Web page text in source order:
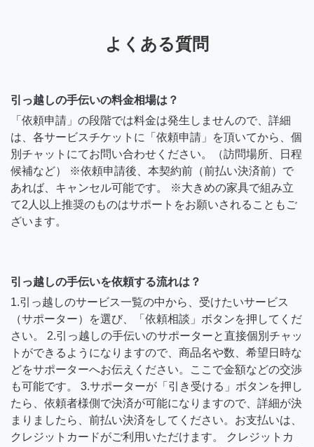
よくある質問
引っ越しの手伝いの料金相場は？
「依頼申請」の段階では料金は発生しませんので、詳細
は、各サービスチケットに「依頼申請」を頂いてから、個
別チャットにてお問い合わせください。（訪問場所、日程
候補など） ※依頼申請後、本契約前（前払い決済前）で
あれば、キャンセル可能です。 ※大きめの家具で組み立
て2人以上推奨のものはサポートをお願いされることもご
ざいます。
引っ越しの手伝いを依頼する流れは？
1.引っ越しのサービス一覧の中から、受けたいサービス
（サポーター）を選び、「依頼相談」ボタンを押してくだ
さい。 2.引っ越しの手伝いのサポーターと直接個別チャッ
トができるようになりますので、商品名や数、希望日時な
どをサポーターへお伝えください。ここで金額などの交渉
も可能です。 3.サポーターが「引き受ける」ボタンを押し
たら、依頼者様側で決済が可能になりますので、詳細が決
まりましたら、前払い決済をしてください。お支払いは、
クレジットカードがご利用いただけます。 クレジットカ